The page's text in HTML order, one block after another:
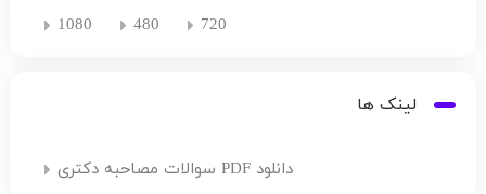
1080 480 720
لینک ها
دانلود PDF سوالات مصاحبه دکتری